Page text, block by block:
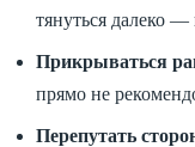
тянуться далеко
Прикрываться
прямо не
Перепутать